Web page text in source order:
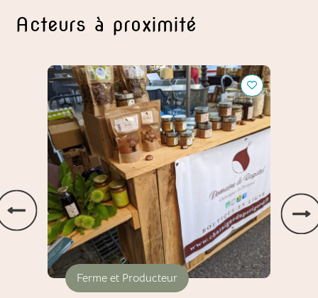
Acteurs à proximité
Ferme et Producteur
Châtaigne du Périgord